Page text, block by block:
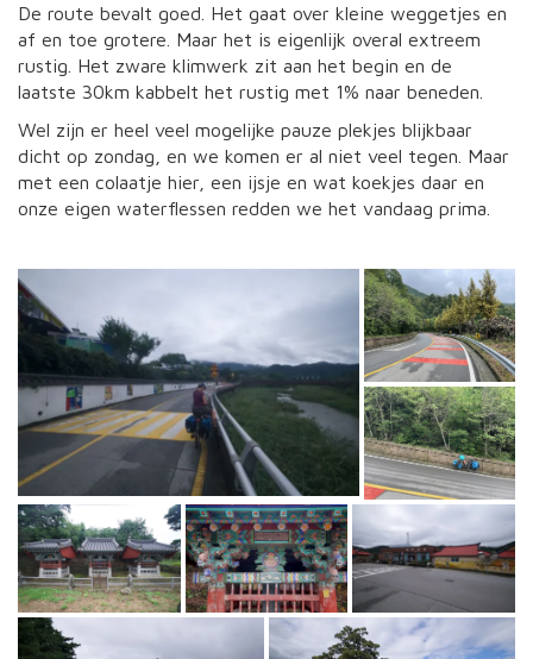
De route bevalt goed. Het gaat over kleine weggetjes en
af en toe grotere. Maar het is eigenlijk overal extreem
rustig. Het zware klimwerk zit aan het begin en de
laatste 30km kabbelt het rustig met 1% naar beneden.
Wel zijn er heel veel mogelijke pauze plekjes blijkbaar
dicht op zondag, en we komen er al niet veel tegen. Maar
met een colaatje hier, een ijsje en wat koekjes daar en
onze eigen waterflessen redden we het vandaag prima.